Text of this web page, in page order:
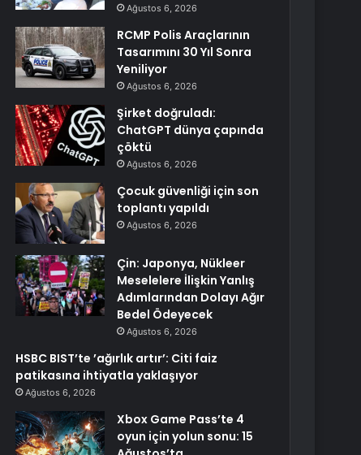
Ağustos 6, 2026
RCMP Polis Araçlarının
Tasarımını 30 Yıl Sonra
Yeniliyor
Ağustos 6, 2026
Şirket doğruladı:
ChatGPT dünya çapında
çöktü
Ağustos 6, 2026
Çocuk güvenliği için son
toplantı yapıldı
Ağustos 6, 2026
Çin: Japonya, Nükleer
Meselelere İlişkin Yanlış
Adımlarından Dolayı Ağır
Bedel Ödeyecek
Ağustos 6, 2026
HSBC BIST’te ’ağırlık artır’: Citi faiz
patikasına ihtiyatla yaklaşıyor
Ağustos 6, 2026
Xbox Game Pass’te 4
oyun için yolun sonu: 15